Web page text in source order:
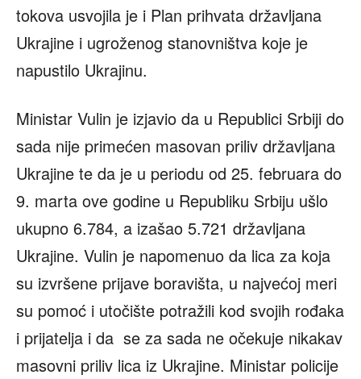
tokova usvojila je i Plan prihvata državljana
Ukrajine i ugroženog stanovništva koje je
napustilo Ukrajinu.
Ministar Vulin je izjavio da u Republici Srbiji do
sada nije primećen masovan priliv državljana
Ukrajine te da je u periodu od 25. februara do
9. marta ove godine u Republiku Srbiju ušlo
ukupno 6.784, a izašao 5.721 državljana
Ukrajine. Vulin je napomenuo da lica za koja
su izvršene prijave boravišta, u najvećoj meri
su pomoć i utočište potražili kod svojih rođaka
i prijatelja i da se za sada ne očekuje nikakav
masovni priliv lica iz Ukrajine. Ministar policije